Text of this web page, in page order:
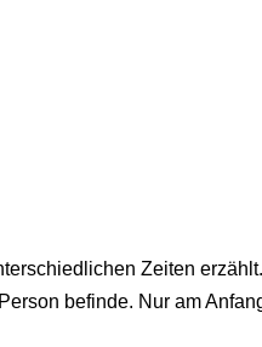
Zeiten
befinde. Nur am